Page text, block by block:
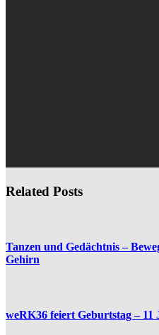
Related Posts
Tanzen und Gedächtnis –
Gehirn
weRK36 feiert Geburtstag – 11